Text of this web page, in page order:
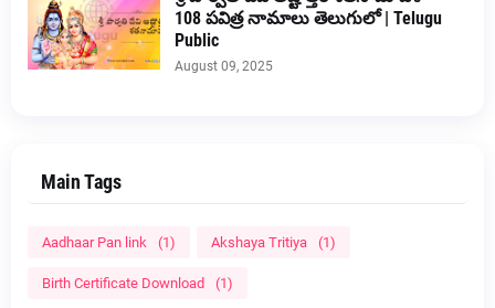
108 పవిత్ర నామాలు తెలుగులో | Telugu
Public
August 09, 2025
Main Tags
Aadhaar Pan link (1) Akshaya Tritiya (1)
Birth Certificate Download (1)